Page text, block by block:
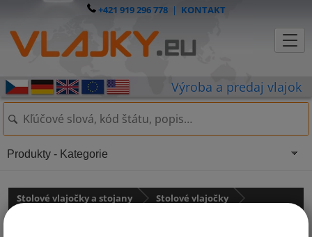
+421 919 296 778| KONTAKT
Stolové vlajočky a stojany
Stolové vlajočky
Produkty - Kategorie